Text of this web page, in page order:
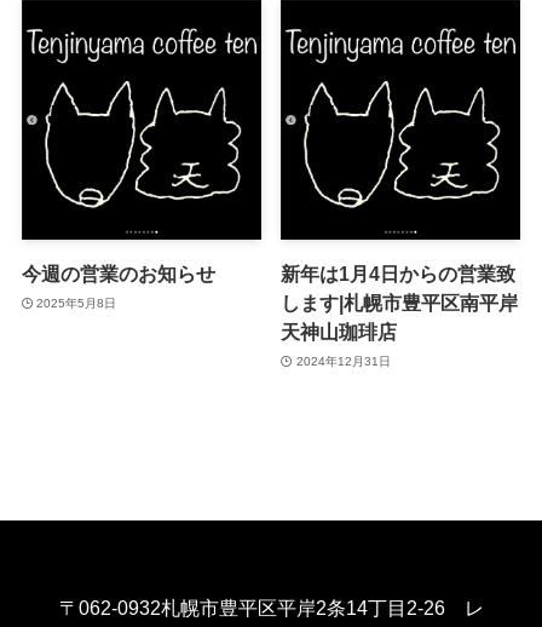
今週の営業のお知らせ
2025年5月8日
新年は1月4日からの営業致
します|札幌市豊平区南平岸
天神山珈琲店
2024年12月31日
〒062-0932札幌市豊平区平岸2条14丁目2-26 レ